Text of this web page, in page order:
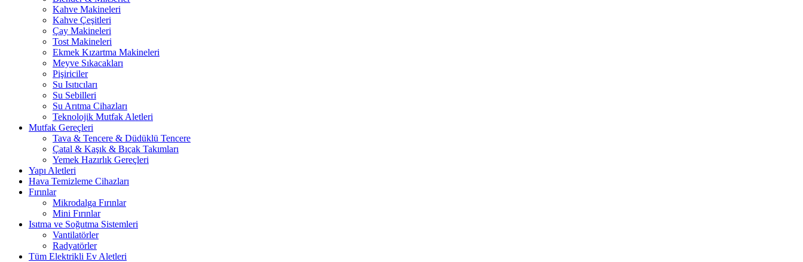
Kahve Makineleri
Kahve Çeşitleri
Çay Makineleri
Tost Makineleri
Ekmek Kızartma Makineleri
Meyve Sıkacakları
Pişiriciler
Su Isıtıcıları
Su Sebilleri
Su Arıtma Cihazları
Teknolojik Mutfak Aletleri
Mutfak Gereçleri
Tava & Tencere & Düdüklü Tencere
Çatal & Kaşık & Bıçak Takımları
Yemek Hazırlık Gereçleri
Yapı Aletleri
Hava Temizleme Cihazları
Fırınlar
Mikrodalga Fırınlar
Mini Fırınlar
Isıtma ve Soğutma Sistemleri
Vantilatörler
Radyatörler
Tüm Elektrikli Ev Aletleri